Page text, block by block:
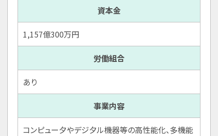
資本金
1,157億300万円
労働組合
あり
事業内容
コンピュー夕やデジ夕ル機器等の高性能化、多機能